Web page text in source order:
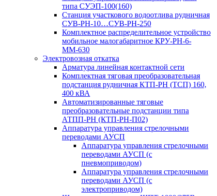
типа СУЭП-100(160)
Станция участкового водоотлива рудничная
СУВ-РН-10…СУВ-РН-250
Комплектное распределительное устройство
мобильное малогабаритное КРУ-РН-6-
ММ-630
Электровозная откатка
Арматура линейная контактной сети
Комплектная тяговая преобразовательная
подстанция рудничная КТП-РН (ТСП) 160,
400 кВА
Автоматизированные тяговые
преобразовательные подстанции типа
АТПП-РН (КТП-РН-П02)
Аппаратура управления стрелочными
переводами АУСП
Аппаратура управления стрелочными
переводами АУСП (с
пневмоприводом)
Аппаратура управления стрелочными
переводами АУСП (с
электроприводом)